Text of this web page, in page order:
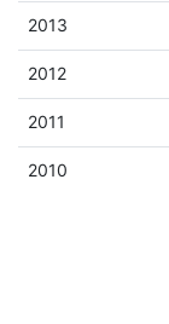
2013
2012
2011
2010